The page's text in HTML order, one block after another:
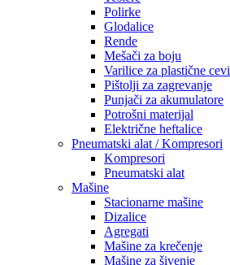
Polirke
Glodalice
Rende
Mešači za boju
Varilice za plastične cevi
Pištolji za zagrevanje
Punjači za akumulatore
Potrošni materijal
Električne heftalice
Pneumatski alat / Kompresori
Kompresori
Pneumatski alat
Mašine
Stacionarne mašine
Dizalice
Agregati
Mašine za krečenje
Mašine za šivenje